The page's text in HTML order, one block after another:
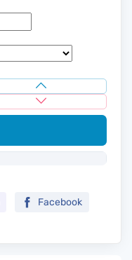
Facebook